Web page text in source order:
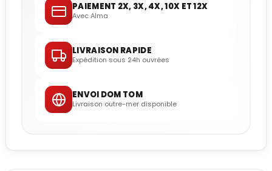
PAIEMENT 2X, 3X, 4X, 10X ET 12X
Avec Alma
LIVRAISON RAPIDE
Expédition sous 24h ouvrées
ENVOI DOM TOM
Livraison outre-mer disponible